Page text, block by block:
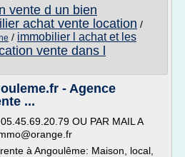
vente d un bien
achat vente location /
/ immobilier l achat et les
vente dans l
- Agence
...
OU PAR MAIL A
à Angoulême: Maison, local,